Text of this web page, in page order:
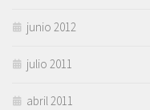
junio 2012
julio 2011
abril 2011